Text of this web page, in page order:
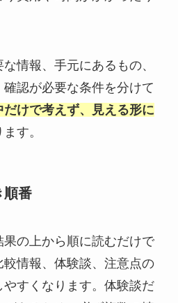
情報、手元にあるもの、
認が必要な条件を分けて
だけで考えず、見える形に
す。
順番
の上から順に読むだけで
情報、体験談、注意点の
すくなります。体験談だ